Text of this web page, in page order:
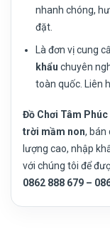
nhanh chóng,
đặt.
Là đơn vị cung
khẩuchuyên
toàn quốc. Liên
Đồ Chơi Tâm Phúc
trời mầm non, bán
lượng cao, nhập
với chúng tôi để
0862 888 679 –